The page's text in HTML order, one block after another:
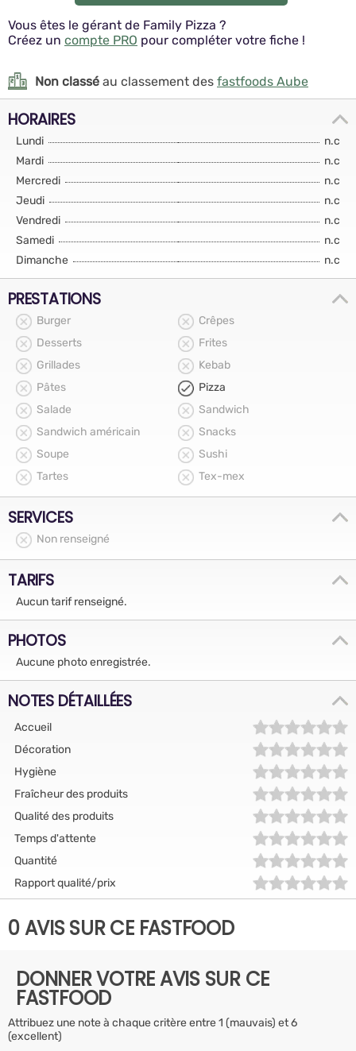
Vous êtes le gérant de Family Pizza ?
Créez un compte PRO pour compléter votre fiche !
Non classé au classement des fastfoods Aube
HORAIRES
Lundi
n.c
Mardi
n.c
Mercredi
n.c
Jeudi
n.c
Vendredi
n.c
Samedi
n.c
Dimanche
n.c
PRESTATIONS
Burger
Crêpes
Desserts
Frites
Grillades
Kebab
Pâtes
Pizza
Salade
Sandwich
Sandwich américain
Snacks
Soupe
Sushi
Tartes
Tex-mex
SERVICES
Non renseigné
TARIFS
Aucun tarif renseigné.
PHOTOS
Aucune photo enregistrée.
NOTES DÉTAILLÉES
Accueil
Décoration
Hygiène
Fraîcheur des produits
Qualité des produits
Temps d'attente
Quantité
Rapport qualité/prix
0 AVIS SUR CE FASTFOOD
DONNER VOTRE AVIS SUR CE
FASTFOOD
Attribuez une note à chaque critère entre 1 (mauvais) et 6
(excellent)